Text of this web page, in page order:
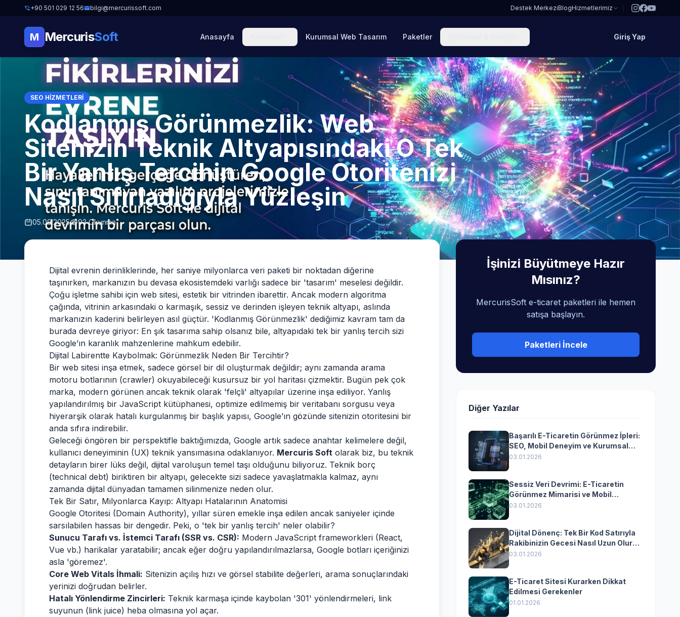
+90 501 029 12 56 bilgi@mercurissoft.com Destek MerkeziBlogHizmetlerimiz
M MercurisSoft Anasayfa Kurumsal Web Tasarım Paketler Giriş Yap
SEO HIZMETLERI
Kodlanmış Görünmezlik: Web
Sitenizin Teknik Altyapısındaki O Tek
Bir Yanlış Tercihin Google Otoritenizi
Nasıl Sıfırladığıyla Yüzleşin
05.09.2025 93 Okunma
Dijital evrenin derinliklerinde, her saniye milyonlarca veri paketi bir noktadan diğerine
taşınırken, markanızın bu devasa ekosistemdeki varlığı sadece bir 'tasarım' meselesi değildir.
Çoğu işletme sahibi için web sitesi, estetik bir vitrinden ibarettir. Ancak modern algoritma
çağında, vitrinin arkasındaki o karmaşık, sessiz ve derinden işleyen teknik altyapı, aslında
markanızın kaderini belirleyen asıl güçtür. 'Kodlanmış Görünmezlik' dediğimiz kavram tam da
burada devreye giriyor: En şık tasarıma sahip olsanız bile, altyapıdaki tek bir yanlış tercih sizi
Google’ın karanlık mahzenlerine mahkum edebilir.
Dijital Labirentte Kaybolmak: Görünmezlik Neden Bir Tercihtir?
Bir web sitesi inşa etmek, sadece görsel bir dil oluşturmak değildir; aynı zamanda arama
motoru botlarının (crawler) okuyabileceği kusursuz bir yol haritası çizmektir. Bugün pek çok
marka, modern görünen ancak teknik olarak 'felçli' altyapılar üzerine inşa ediliyor. Yanlış
yapılandırılmış bir JavaScript kütüphanesi, optimize edilmemiş bir veritabanı sorgusu veya
hiyerarşik olarak hatalı kurgulanmış bir başlık yapısı, Google’ın gözünde sitenizin otoritesini bir
anda sıfıra indirebilir.
Geleceği öngören bir perspektifle baktığımızda, Google artık sadece anahtar kelimelere değil,
kullanıcı deneyiminin (UX) teknik yansımasına odaklanıyor. Mercuris Soft olarak biz, bu teknik
detayların birer lüks değil, dijital varoluşun temel taşı olduğunu biliyoruz. Teknik borç
(technical debt) biriktiren bir altyapı, gelecekte sizi sadece yavaşlatmakla kalmaz, aynı
zamanda dijital dünyadan tamamen silinmenize neden olur.
Tek Bir Satır, Milyonlarca Kayıp: Altyapı Hatalarının Anatomisi
Google Otoritesi (Domain Authority), yıllar süren emekle inşa edilen ancak saniyeler içinde
sarsılabilen hassas bir dengedir. Peki, o 'tek bir yanlış tercih' neler olabilir?
Sunucu Tarafı vs. İstemci Tarafı (SSR vs. CSR): Modern JavaScript frameworkleri (React,
Vue vb.) harikalar yaratabilir; ancak eğer doğru yapılandırılmazlarsa, Google botları içeriğinizi
asla 'göremez'.
Core Web Vitals İhmali: Sitenizin açılış hızı ve görsel stabilite değerleri, arama sonuçlarındaki
yerinizi doğrudan belirler.
Hatalı Yönlendirme Zincirleri: Teknik karmaşa içinde kaybolan '301' yönlendirmeleri, link
suyunun (link juice) heba olmasına yol açar.
İşinizi Büyütmeye Hazır
Mısınız?
MercurisSoft e-ticaret paketleri ile hemen
satışa başlayın.
Paketleri İncele
Diğer Yazılar
Başarılı E-Ticaretin Görünmez İpleri:
SEO, Mobil Deneyim ve Kurumsal
Yazılımın Kazandıran
03.01.2026
Sessiz Veri Devrimi: E-Ticaretin
Görünmez Mimarisi ve Mobil
Dönüşümün Kurumsal Anahtarı
03.01.2026
Dijital Dönenç: Tek Bir Kod Satırıyla
Rakibinizin Gecesi Nasıl Uzun Olur?
(Kurumsal Yazılımın Güçlü Rolü)
03.01.2026
E-Ticaret Sitesi Kurarken Dikkat
Edilmesi Gerekenler
01.01.2026